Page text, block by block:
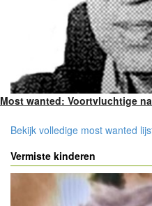
Most wanted: Voortvluchtige
Bekijk volledige most wanted
Vermiste kinderen